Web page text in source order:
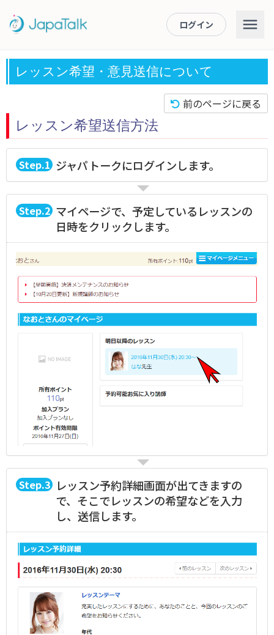
ログイン
レッスン希望・意見送信について
前のページに戻る
レッスン希望送信方法
1 ジャパトークにログインします。
2 マイページで、予定しているレッスンの
日時をクリックします。
3 レッスン予約詳細画面が出てきますの
で、そこでレッスンの希望などを入力
し、送信します。